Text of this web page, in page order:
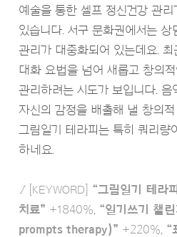
예술을 통한 셀프 정신건강 관리
있습니다. 서구 문화권에서는 상
관리가 대중화되어 있는데요. 최
대화 요법을 넘어 새롭고 창의
관리하려는 시도가 보입니다. 음
자신의 감정을 배출해 낼 창의
그림일기 테라피는 특히 쿼리량
하네요.
Ι[KEYWORD] “그림일기 테라
치료” +1840%, “일기쓰기 챌
prompts therapy)” +220%, “